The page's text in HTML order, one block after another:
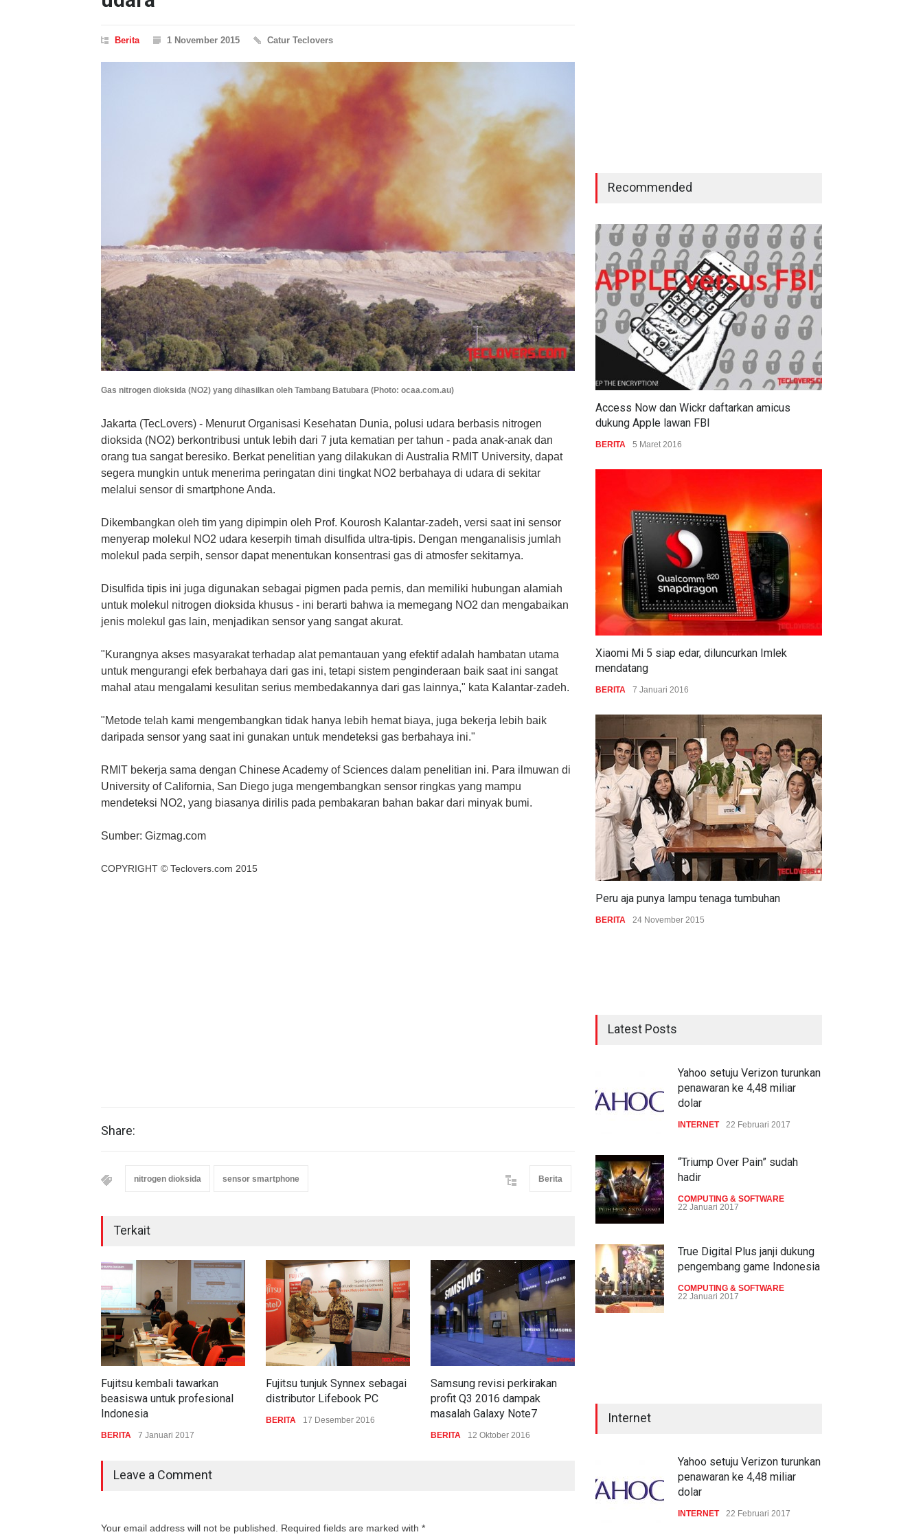
Berita 1 November 2015 Catur Teclovers
Gas nitrogen dioksida (NO2) yang dihasilkan oleh Tambang Batubara (Photo: ocaa.com.au)
Jakarta (TecLovers) - Menurut Organisasi Kesehatan Dunia, polusi udara berbasis nitrogen
dioksida (NO2) berkontribusi untuk lebih dari 7 juta kematian per tahun - pada anak-anak dan
orang tua sangat beresiko. Berkat penelitian yang dilakukan di Australia RMIT University, dapat
segera mungkin untuk menerima peringatan dini tingkat NO2 berbahaya di udara di sekitar
melalui sensor di smartphone Anda.
Dikembangkan oleh tim yang dipimpin oleh Prof. Kourosh Kalantar-zadeh, versi saat ini sensor
menyerap molekul NO2 udara keserpih timah disulfida ultra-tipis. Dengan menganalisis jumlah
molekul pada serpih, sensor dapat menentukan konsentrasi gas di atmosfer sekitarnya.
Disulfida tipis ini juga digunakan sebagai pigmen pada pernis, dan memiliki hubungan alamiah
untuk molekul nitrogen dioksida khusus - ini berarti bahwa ia memegang NO2 dan mengabaikan
jenis molekul gas lain, menjadikan sensor yang sangat akurat.
"Kurangnya akses masyarakat terhadap alat pemantauan yang efektif adalah hambatan utama
untuk mengurangi efek berbahaya dari gas ini, tetapi sistem penginderaan baik saat ini sangat
mahal atau mengalami kesulitan serius membedakannya dari gas lainnya," kata Kalantar-zadeh.
"Metode telah kami mengembangkan tidak hanya lebih hemat biaya, juga bekerja lebih baik
daripada sensor yang saat ini gunakan untuk mendeteksi gas berbahaya ini."
RMIT bekerja sama dengan Chinese Academy of Sciences dalam penelitian ini. Para ilmuwan di
University of California, San Diego juga mengembangkan sensor ringkas yang mampu
mendeteksi NO2, yang biasanya dirilis pada pembakaran bahan bakar dari minyak bumi.
Sumber: Gizmag.com
COPYRIGHT © Teclovers.com 2015
Share:
nitrogen dioksida sensor smartphone Berita
Terkait
Fujitsu kembali tawarkan
beasiswa untuk profesional
Indonesia
BERITA 7 Januari 2017
Fujitsu tunjuk Synnex sebagai
distributor Lifebook PC
BERITA 17 Desember 2016
Samsung revisi perkirakan
profit Q3 2016 dampak
masalah Galaxy Note7
BERITA 12 Oktober 2016
BERITA 10 September 2016
Leave a Comment
Your email address will not be published. Required fields are marked with *
Recommended
Access Now dan Wickr daftarkan amicus
dukung Apple lawan FBI
BERITA 5 Maret 2016
Xiaomi Mi 5 siap edar, diluncurkan Imlek
mendatang
BERITA 7 Januari 2016
Peru aja punya lampu tenaga tumbuhan
BERITA 24 November 2015
Latest Posts
Yahoo setuju Verizon turunkan
penawaran ke 4,48 miliar
dolar
INTERNET 22 Februari 2017
“Triump Over Pain” sudah
hadir
COMPUTING & SOFTWARE
22 Januari 2017
True Digital Plus janji dukung
pengembang game Indonesia
COMPUTING & SOFTWARE
22 Januari 2017
pandangan mata
TECH SPEC 8 Januari 2017
Trend Micro prediksi
Internet
Yahoo setuju Verizon turunkan
penawaran ke 4,48 miliar
dolar
INTERNET 22 Februari 2017